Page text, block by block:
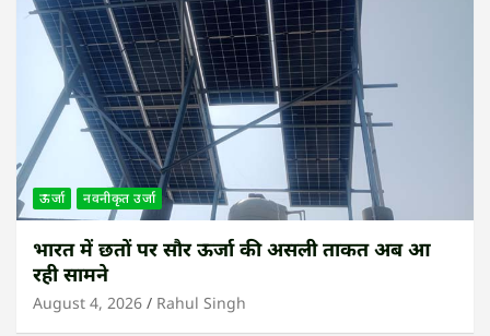
ऊर्जा नवनीकृत उर्जा
भारत में छतों पर सौर ऊर्जा की असली ताकत अब आ
रही सामने
August 4, 2026 Rahul Singh